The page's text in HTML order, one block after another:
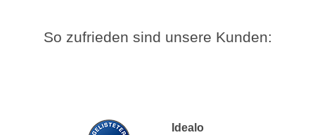
So zufrieden sind unsere Kunden:
Idealo